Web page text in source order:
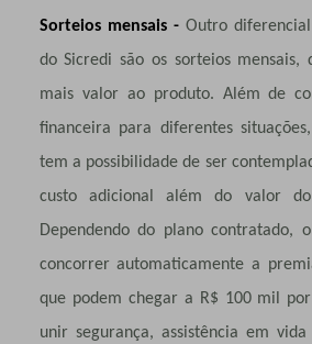
Sorteios mensais - Outro
do Sicredi são os sorteios mensais,
mais valor ao produto. Além de
financeira para diferentes
tem a possibilidade de ser
custo adicional além do valor
Dependendo do plano contratado,
concorrer automaticamente a
que podem chegar a R$ 100 mil
unir segurança, assistência em